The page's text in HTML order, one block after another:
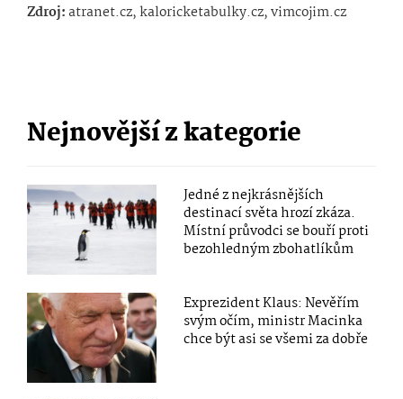
Zdroj:atranet.cz, kaloricketabulky.cz, vimcojim.cz
Nejnovější z kategorie
Jedné z nejkrásnějších
destinací světa hrozí zkáza.
Místní průvodci se bouří proti
bezohledným zbohatlíkům
Exprezident Klaus: Nevěřím
svým očím, ministr Macinka
chce být asi se všemi za dobře